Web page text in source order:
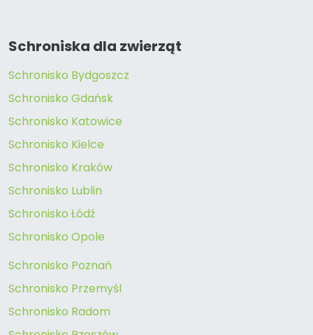
Schroniska dla zwierząt
Schronisko Bydgoszcz
Schronisko Gdańsk
Schronisko Katowice
Schronisko Kielce
Schronisko Kraków
Schronisko Lublin
Schronisko Łódź
Schronisko Opole
Schronisko Poznań
Schronisko Przemyśl
Schronisko Radom